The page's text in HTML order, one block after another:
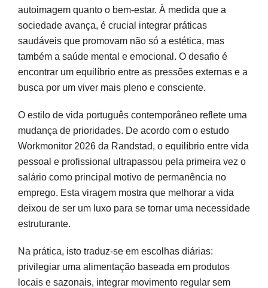
autoimagem quanto o bem-estar. À medida que a
sociedade avança, é crucial integrar práticas
saudáveis que promovam não só a estética, mas
também a saúde mental e emocional. O desafio é
encontrar um equilíbrio entre as pressões externas e a
busca por um viver mais pleno e consciente.
O estilo de vida português contemporâneo reflete uma
mudança de prioridades. De acordo com o estudo
Workmonitor 2026 da Randstad, o equilíbrio entre vida
pessoal e profissional ultrapassou pela primeira vez o
salário como principal motivo de permanência no
emprego. Esta viragem mostra que melhorar a vida
deixou de ser um luxo para se tornar uma necessidade
estruturante.
Na prática, isto traduz-se em escolhas diárias:
privilegiar uma alimentação baseada em produtos
locais e sazonais, integrar movimento regular sem